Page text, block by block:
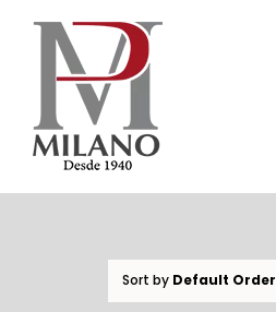
content
Sort by Default Order